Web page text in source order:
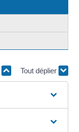
Tout déplier